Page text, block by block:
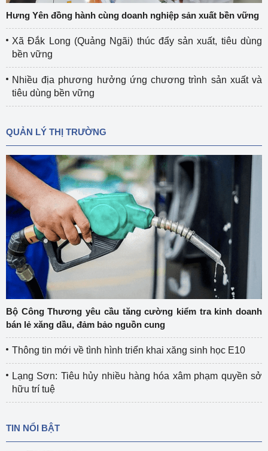
Hưng Yên đồng hành cùng doanh nghiệp sản xuất bền vững
Xã Đắk Long (Quảng Ngãi) thúc đẩy sản xuất, tiêu dùng
bền vững
Nhiều địa phương hưởng ứng chương trình sản xuất và
tiêu dùng bền vững
QUẢN LÝ THỊ TRƯỜNG
Bộ Công Thương yêu cầu tăng cường kiểm tra kinh doanh
bán lẻ xăng dầu, đảm bảo nguồn cung
Thông tin mới về tình hình triển khai xăng sinh học E10
Lạng Sơn: Tiêu hủy nhiều hàng hóa xâm phạm quyền sở
hữu trí tuệ
TIN NỔI BẬT